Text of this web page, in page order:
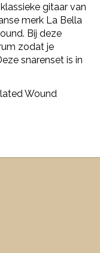
gitaar van
merk La Bella
Bij deze
zodat je
snarenset is in
Wound